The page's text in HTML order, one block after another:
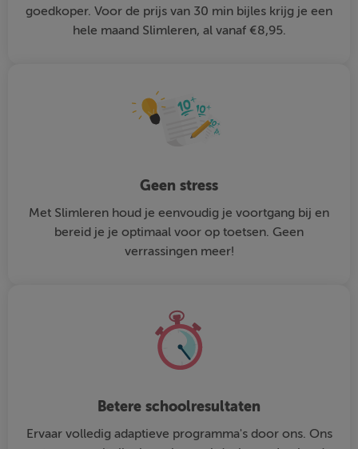
goedkoper. Voor de prijs van 30 min bijles krijg je een
hele maand Slimleren, al vanaf €8,95.
Geen stress
Met Slimleren houd je eenvoudig je voortgang bij en
bereid je je optimaal voor op toetsen. Geen
verrassingen meer!
Betere schoolresultaten
Ervaar volledig adaptieve programma's door ons. Ons